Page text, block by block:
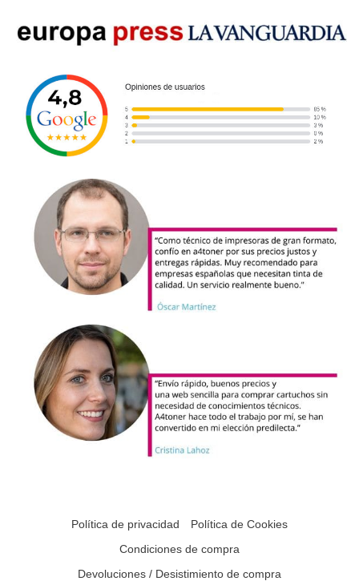
Política de privacidad
Política de Cookies
Condiciones de compra
Devoluciones / Desistimiento de compra